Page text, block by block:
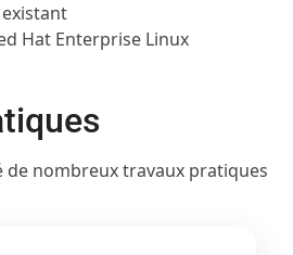
Hat Enterprise Linux
de nombreux travaux pratiques